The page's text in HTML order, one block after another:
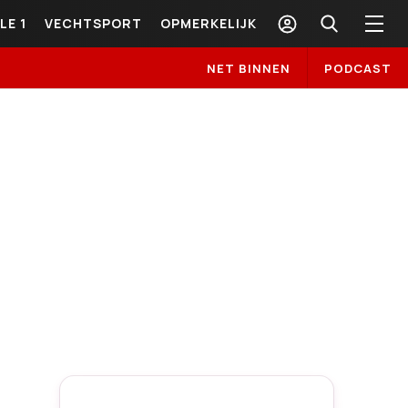
1 VECHTSPORT OPMERKELIJK
NET BINNEN PODCAST